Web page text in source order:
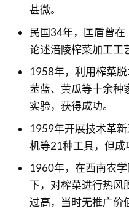
甚微。
民国34年，匡盾曾
论述涪陵榨菜加工工
1958年，利用榨菜脱
苤蓝、黄瓜等十余种
实验，获得成功。
1959年开展技术革
机等21种工具，但成
1960年，在西南农
下，对榨菜进行热风
过高，当时无推广价